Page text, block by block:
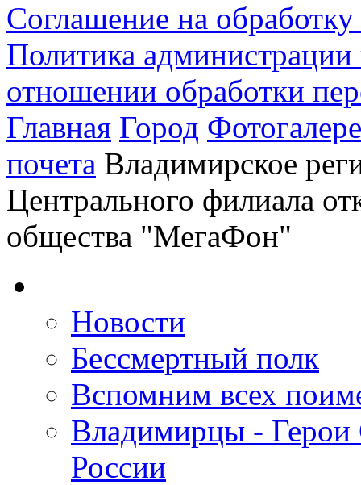
Соглашение на
Политика
отношении обработки
Главная Город
почета Владимирское
Центрального филиала
общества "МегаФон"
Новости
Бессмертный полк
Вспомним всех
Владимирцы - Герои
России